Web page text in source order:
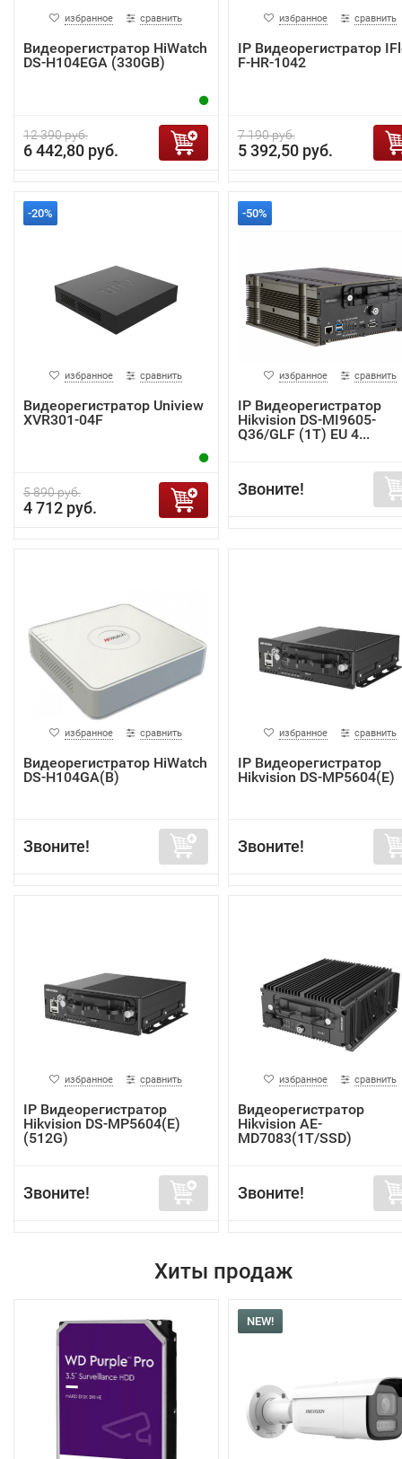
избранное сравнить
Видеорегистратор HiWatch
DS-H104EGA (330GB)
12 390 руб.
6 442,80 руб.
избранное сравнить
IP Видеорегистратор
F-HR-1042
7 190 руб.
5 392,50 руб.
-20%
избранное сравнить
Видеорегистратор Uniview
XVR301-04F
5 890 руб.
4 712 руб.
-50%
избранное сравнить
IP Видеорегистратор
Hikvision DS-MI9605-
Q36/GLF (1T) EU 4...
Звоните!
избранное сравнить
Видеорегистратор HiWatch
DS-H104GA(B)
Звоните!
избранное сравнить
IP Видеорегистратор
Hikvision DS-MP5604(E)
Звоните!
избранное сравнить
IP Видеорегистратор
Hikvision DS-MP5604(E)
(512G)
Звоните!
избранное сравнить
Видеорегистратор
Hikvision AE-
MD7083(1T/SSD)
Звоните!
Хиты продаж
NEW!